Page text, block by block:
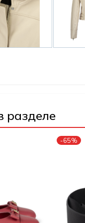
разделе
-65%